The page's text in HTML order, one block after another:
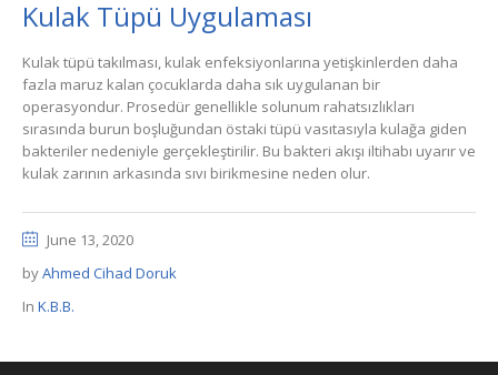
Kulak Tüpü Uygulaması
Kulak tüpü takılması, kulak enfeksiyonlarına yetişkinlerden daha
fazla maruz kalan çocuklarda daha sık uygulanan bir
operasyondur. Prosedür genellikle solunum rahatsızlıkları
sırasında burun boşluğundan östaki tüpü vasıtasıyla kulağa giden
bakteriler nedeniyle gerçekleştirilir. Bu bakteri akışı iltihabı uyarır ve
kulak zarının arkasında sıvı birikmesine neden olur.
June 13, 2020
byAhmed Cihad Doruk
In K.B.B.